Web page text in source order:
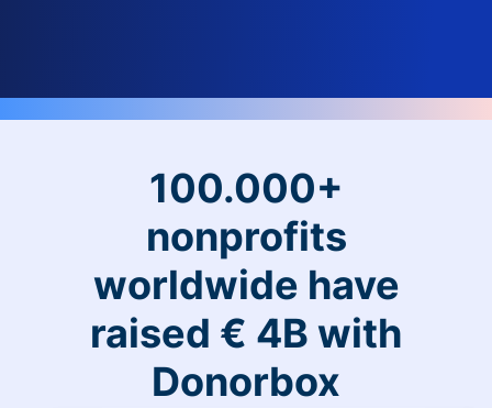
100.000+
nonprofits
worldwide have
raised € 4B with
Donorbox